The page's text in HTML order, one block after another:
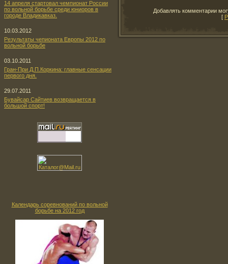
14 апреля стартовал чемпионат России
по вольной борьбе среди юниоров в
городе Владикавказ.
10.03.2012
Результаты чепионата Европы 2012 по
вольной борьбе
03.10.2011
Гран-При Д.П.Коркина: главные сенсации
первого дня.
29.07.2011
Бувайсар Сайтиев возвращается в
большой спорт!
Календарь соревнований по вольной
борьбе на 2012 год
Добавлять комментарии
[